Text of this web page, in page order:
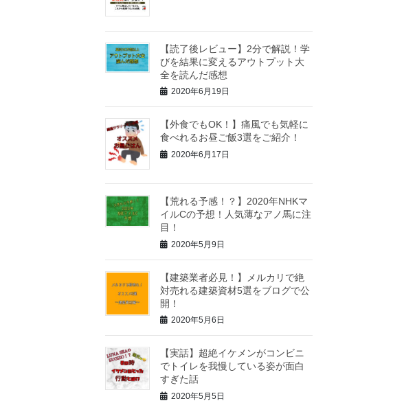
【読了後レビュー】2分で解説！学
びを結果に変えるアウトプット大
全を読んだ感想
2020年6月19日
【外食でもOK！】痛風でも気軽に
食べれるお昼ご飯3選をご紹介！
2020年6月17日
【荒れる予感！？】2020年NHKマ
イルCの予想！人気薄なアノ馬に注
目！
2020年5月9日
【建築業者必見！】メルカリで絶
対売れる建築資材5選をブログで公
開！
2020年5月6日
【実話】超絶イケメンがコンビニ
でトイレを我慢している姿が面白
すぎた話
2020年5月5日